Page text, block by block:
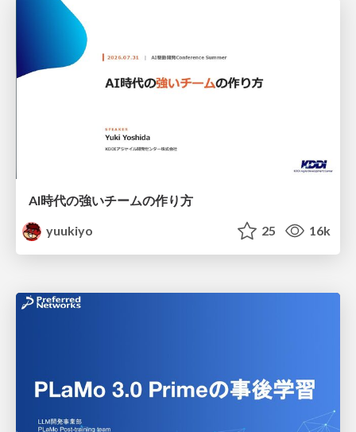
AI時代の強いチームの作り方
yuukiyo
25 16k